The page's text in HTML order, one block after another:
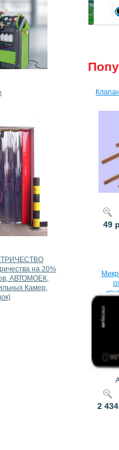
49
2
на 20%
АВТОМОЕК,
Камер,